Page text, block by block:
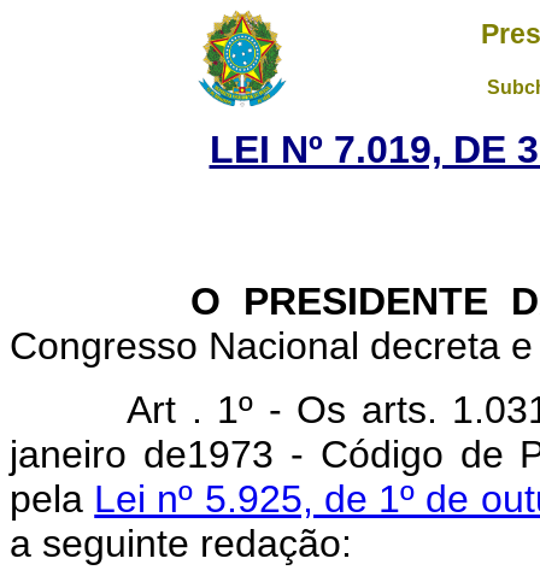
LEI Nº 7.019, DE
O PRESIDENTE DA
Congresso Nacional decreta
Art . 1º - Os arts.
janeiro de1973 - Código de
pela Lei nº 5.925, de 1º de
a seguinte redação: